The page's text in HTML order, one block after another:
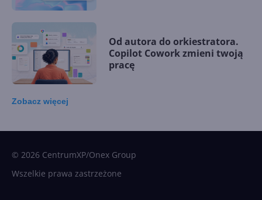
Od autora do orkiestratora.
Copilot Cowork zmieni twoją
pracę
Zobacz więcej
© 2026 CentrumXP/Onex Group
Wszelkie prawa zastrzeżone